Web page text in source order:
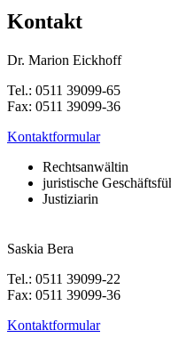
Kontakt
Dr. Marion Eickhoff
Tel.: 0511 39099-65
Fax: 0511 39099-36
Kontaktformular
Rechtsanwältin
juristische
Justiziarin
Saskia Bera
Tel.: 0511 39099-22
Fax: 0511 39099-36
Kontaktformular